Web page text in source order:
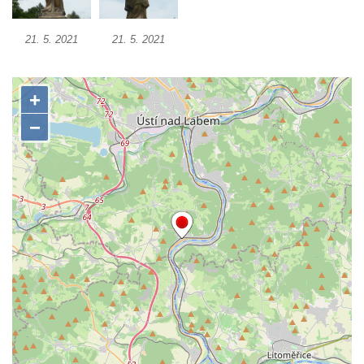
Pamětní deska na biskupské rezidenci v
Budějovicích
Socha žáby u rybníčku na Náměstí v
Kamenném Újezdě
Pamětní kámen družebních obcí Kamenný
Újezd a Krauchthal v parku na Náměstí v
Kamenném Újezdě
Socha na náměstí J. V. Kamarýta ve
Velešíně
Pomník J. V. Kamarýta v Krumlovské ulici ve
Velešíně
Pamětní deska arcibiskupa Micara ve
vstupu do poutního místa Římov
21. 5. 2021 21. 5. 2021